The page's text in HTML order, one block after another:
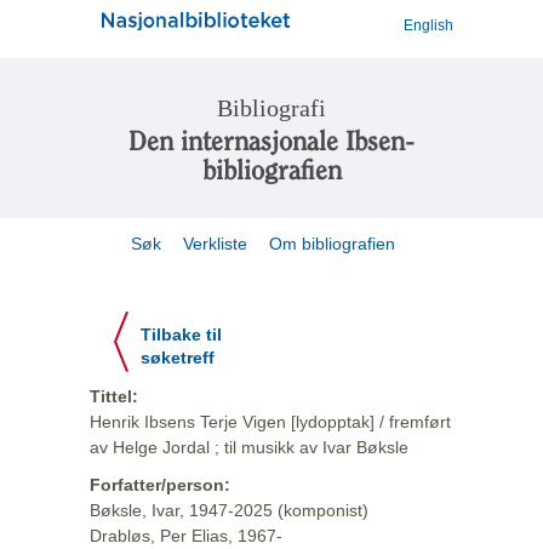
English
Bibliografi
Den internasjonale Ibsen-
bibliografien
Søk Verkliste Om bibliografien
Tilbake til
søketreff
Tittel:
Henrik Ibsens Terje Vigen [lydopptak] / fremført
av Helge Jordal ; til musikk av Ivar Bøksle
Forfatter/person:
Bøksle, Ivar, 1947-2025 (komponist)
Drabløs, Per Elias, 1967-